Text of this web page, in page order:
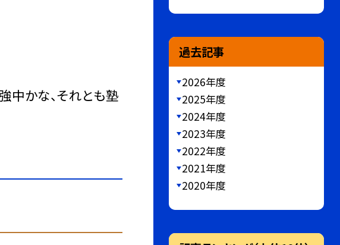
中かな、それとも塾
過去記事
2026年度
2025年度
2024年度
2023年度
2022年度
2021年度
2020年度